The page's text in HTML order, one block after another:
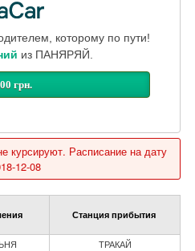
которому по пути!
из ПАНЯРЯЙ.
грн.
курсируют. Расписание на дату
12-08
Станция прибытия
ТРАКАЙ